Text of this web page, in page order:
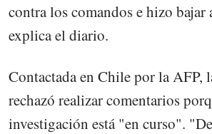
contra los comandos e hizo
explica el diario.
Contactada en Chile por la AFP,
rechazó realizar comentarios
investigación está "en curso".